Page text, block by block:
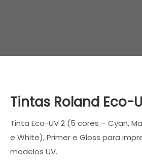
Tintas Roland Eco-
Tinta Eco-UV 2 (5 cores – Cyan,
e White), Primer e Gloss para
modelos UV.